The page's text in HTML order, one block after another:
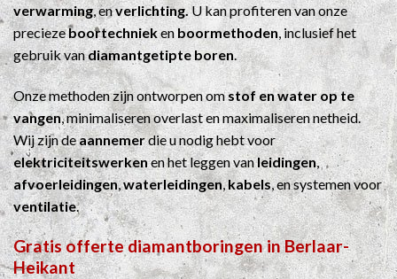
verwarming, enverlichting.U kan profiteren van onze
preciezeboortechniekenboormethoden, inclusief het
gebruik vandiamantgetipte boren.
Onze methoden zijn ontworpen omstof en water op te
vangen, minimaliseren overlast en maximaliseren netheid.
Wij zijn deaannemerdie u nodig hebt voor
elektriciteitswerkenen het leggen vanleidingen,
afvoerleidingen,waterleidingen,kabels, en systemen voor
ventilatie.
Gratis offerte diamantboringen in Berlaar-
Heikant